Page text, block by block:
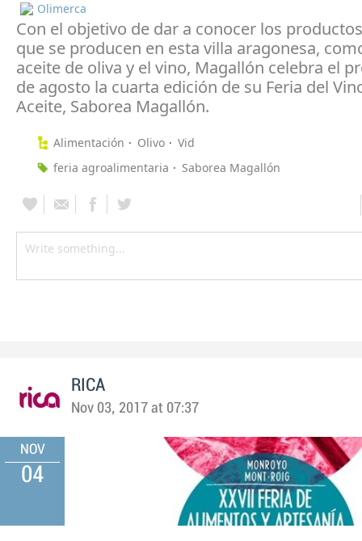
Olimerca
Con el objetivo de dar a conocer los
que se producen en esta villa aragonesa,
aceite de oliva y el vino, Magallón celebra el
de agosto la cuarta edición de su Feria del
Aceite, Saborea Magallón.
Alimentación Olivo
Vid
feria agroalimentaria
Saborea Magallón
RICA
Nov 03, 2017 at 07:37
NOV
04